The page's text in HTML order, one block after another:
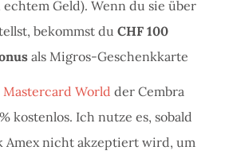
echtem Geld). Wenn du sie über
bekommst du CHF 100
als Migros-Geschenkkarte
World der Cembra
kostenlos. Ich nutze es, sobald
Amex nicht akzeptiert wird, um